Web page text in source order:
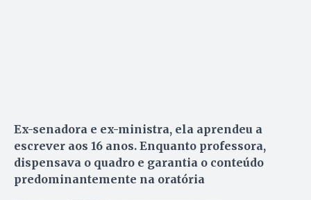
Ex-senadora e ex-ministra, ela aprendeu a
escrever aos 16 anos. Enquanto professora,
dispensava o quadro e garantia o conteúdo
predominantemente na oratória